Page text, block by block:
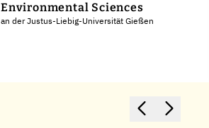
Environmental Sciences
an der Justus-Liebig-Universität Gießen